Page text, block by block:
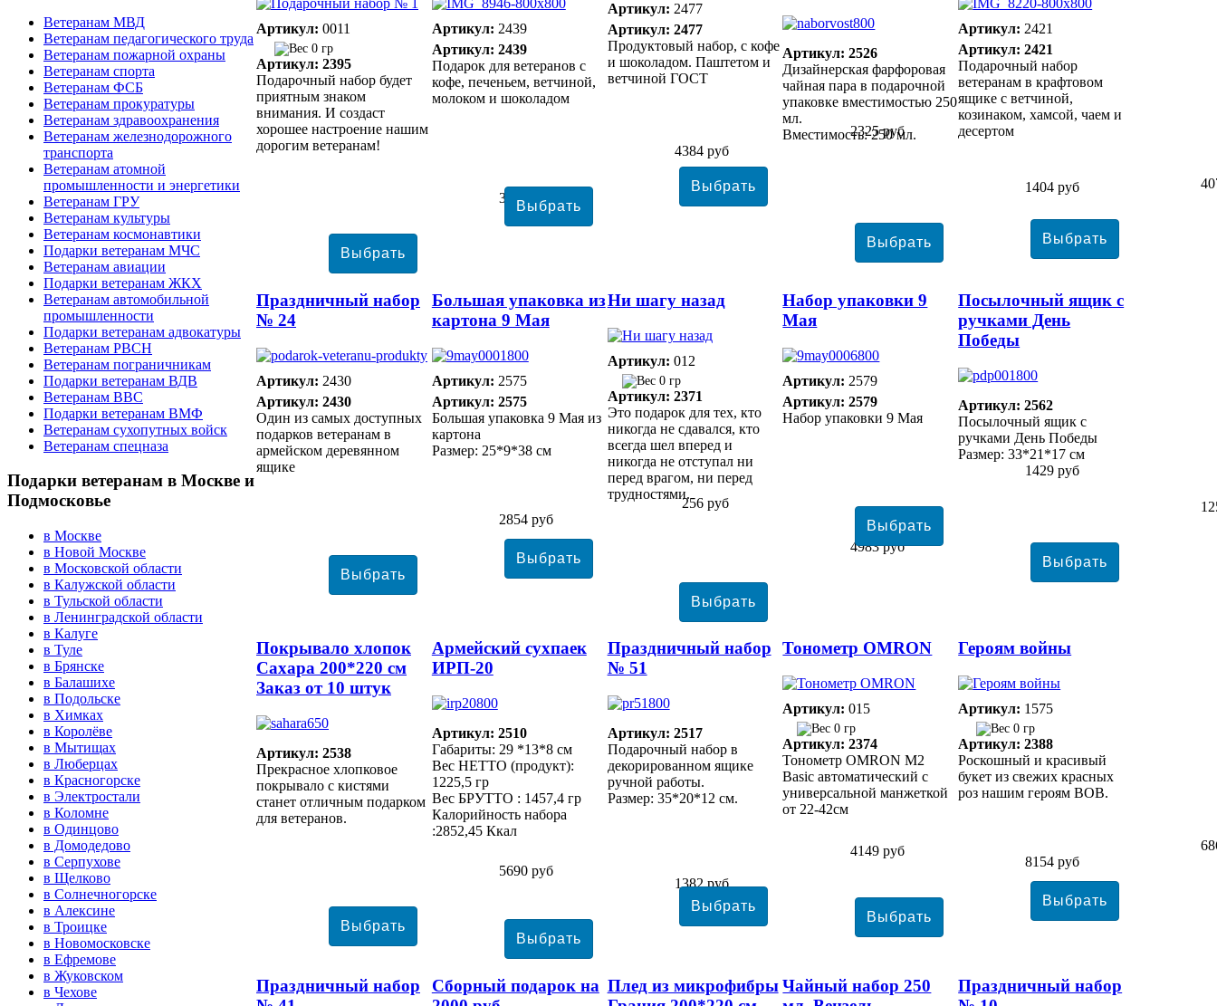
Артикул: 0011
0 гр
Артикул: 2395
Подарочный набор будет
приятным знаком
внимания. И создаст
хорошее настроение нашим
дорогим ветеранам!
3556 руб
Артикул: 2439
Артикул: 2439
Подарок для ветеранов с
кофе, печеньем, ветчиной,
молоком и шоколадом
4384 руб
Артикул: 2477
Артикул: 2477
Продуктовый набор, с кофе
и шоколадом. Паштетом и
ветчиной ГОСТ
2325 руб
Артикул: 2526
Дизайнерская фарфоровая
чайная пара в подарочной
упаковке вместимостью 250
мл.
Вместимость: 250 мл.
1404 руб
Артикул: 2421
Артикул: 2421
Подарочный набор
ветеранам в крафтовом
ящике с ветчиной,
козинаком, хамсой, чаем и
десертом
Праздничный набор
№ 24
Артикул: 2430
Артикул: 2430
Один из самых доступных
подарков ветеранам в
армейском деревянном
ящике
2854 руб
Большая упаковка из
картона 9 Мая
Артикул: 2575
Артикул: 2575
Большая упаковка 9 Мая из
картона
Размер: 25*9*38 см
256 руб
Ни шагу назад
Артикул: 012
0 гр
Артикул: 2371
Это подарок для тех, кто
никогда не сдавался, кто
всегда шел вперед и
никогда не отступал ни
перед врагом, ни перед
трудностями.
4983 руб
Набор упаковки 9
Мая
Артикул: 2579
Артикул: 2579
Набор упаковки 9 Мая
1429 руб
Посылочный ящик с
ручками День
Победы
Артикул: 2562
Посылочный ящик с
ручками День Победы
Размер: 33*21*17 см
Покрывало хлопок
Сахара 200*220 см
Заказ от 10 штук
Артикул: 2538
Прекрасное хлопковое
покрывало с кистями
станет отличным подарком
для ветеранов.
5690 руб
Армейский сухпаек
ИРП-20
Артикул: 2510
Габариты: 29 *13*8 см
Вес НЕТТО (продукт):
1225,5 гр
Вес БРУТТО : 1457,4 гр
Калорийность набора
:2852,45 Ккал
1382 руб
Праздничный набор
№ 51
Артикул: 2517
Подарочный набор в
декорированном ящике
ручной работы.
Размер: 35*20*12 см.
4149 руб
Тонометр ОMRON
Артикул: 015
0 гр
Артикул: 2374
Тонометр ОMRON M2
Basic автоматический с
универсальной манжеткой
от 22-42см
8154 руб
Героям войны
Артикул: 1575
0 гр
Артикул: 2388
Роскошный и красивый
букет из свежих красных
роз нашим героям ВОВ.
Праздничный набор
Сборный подарок на Плед из микрофибры Чайный набор 250
Праздничный набор
Ветеранам МВД
Ветеранам педагогического труда
Ветеранам пожарной охраны
Ветеранам спорта
Ветеранам ФСБ
Ветеранам прокуратуры
Ветеранам здравоохранения
Ветеранам железнодорожного
транспорта
Ветеранам атомной
промышленности и энергетики
Ветеранам ГРУ
Ветеранам культуры
Ветеранам космонавтики
Подарки ветеранам МЧС
Ветеранам авиации
Подарки ветеранам ЖКХ
Ветеранам автомобильной
промышленности
Подарки ветеранам адвокатуры
Ветеранам РВСН
Ветеранам пограничникам
Подарки ветеранам ВДВ
Ветеранам ВВС
Подарки ветеранам ВМФ
Ветеранам сухопутных войск
Ветеранам спецназа
Подарки ветеранам в Москве и
Подмосковье
в Москве
в Новой Москве
в Московской области
в Калужской области
в Тульской области
в Ленинградской области
в Калуге
в Туле
в Брянске
в Балашихе
в Подольске
в Химках
в Королёве
в Мытищах
в Люберцах
в Красногорске
в Электростали
в Коломне
в Одинцово
в Домодедово
в Серпухове
в Щелково
в Солнечногорске
в Алексине
в Троицке
в Новомосковске
в Ефремове
в Жуковском
в Чехове